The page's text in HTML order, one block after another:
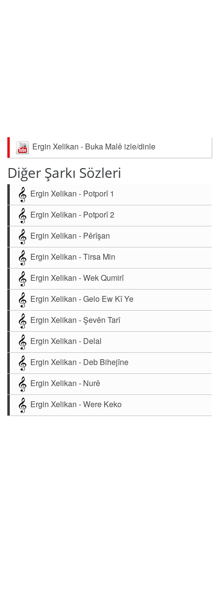
Ergin Xelikan - Buka Malê izle/dinle
Diğer Şarkı Sözleri
Ergin Xelikan - Potporî 1
Ergin Xelikan - Potporî 2
Ergin Xelikan - Pêrîşan
Ergin Xelikan - Tirsa Min
Ergin Xelikan - Wek Qumirî
Ergin Xelikan - Gelo Ew Kî Ye
Ergin Xelikan - Şevên Tarî
Ergin Xelikan - Delal
Ergin Xelikan - Deb Bihejîne
Ergin Xelikan - Nurê
Ergin Xelikan - Were Keko